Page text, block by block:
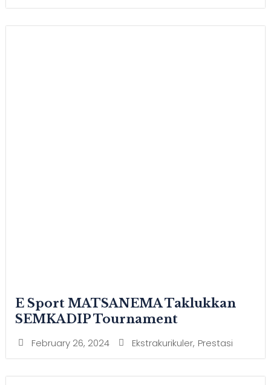
E Sport MATSANEMA Taklukkan
SEMKADIP Tournament
February 26, 2024 Ekstrakurikuler, Prestasi